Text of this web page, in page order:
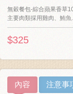
無穀餐包-綜合蘋果香草
主要肉類採用雞肉、鮪魚
$325
內容 注意事